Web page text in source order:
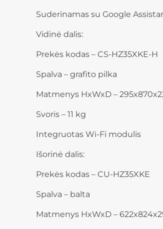
Suderinamas su Google
Vidinė dalis:
Prekės kodas – CS-HZ35XKE-H
Spalva – grafito pilka
Matmenys HxWxD –
Svoris – 11 kg
Integruotas Wi-Fi modulis
Išorinė dalis:
Prekės kodas – CU-HZ35XKE
Spalva – balta
Matmenys HxWxD –